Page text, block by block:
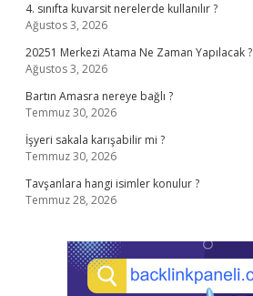
4. sınıfta kuvarsit nerelerde kullanılır ?
Ağustos 3, 2026
20251 Merkezi Atama Ne Zaman Yapılacak ?
Ağustos 3, 2026
Bartın Amasra nereye bağlı ?
Temmuz 30, 2026
İşyeri sakala karışabilir mi ?
Temmuz 30, 2026
Tavşanlara hangi isimler konulur ?
Temmuz 28, 2026